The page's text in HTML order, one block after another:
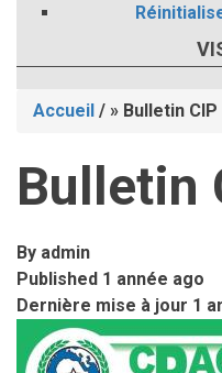
d'Ariane
Accueil / Bulletin CIP
Bulletin
By admin
Published 1 année ago
Dernière mise à jour 1